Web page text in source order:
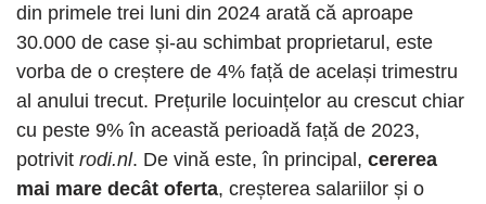
din primele trei luni din 2024 arată că aproape
30.000 de case și-au schimbat proprietarul, este
vorba de o creștere de 4% față de același trimestru
al anului trecut. Prețurile locuințelor au crescut chiar
cu peste 9% în această perioadă față de 2023,
potrivit rodi.nl. De vină este, în principal, cererea
mai mare decât oferta, creșterea salariilor și o